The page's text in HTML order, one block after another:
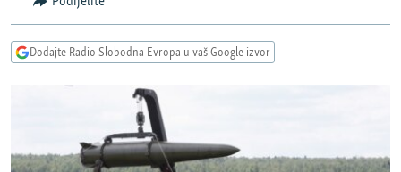
navigaciju
Pređite
na
VIDEO
PODCASTI
KINA NA BALKANU
RSE PRIČE IZ SVIJETA
Dodajte Radio Slobodna Evropa u vaš Google izvor